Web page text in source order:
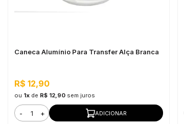
Caneca Alumínio Para Transfer Alça Branca
R$ 12,90
ou 1x de R$ 12,90 sem juros
- + ADICIONAR